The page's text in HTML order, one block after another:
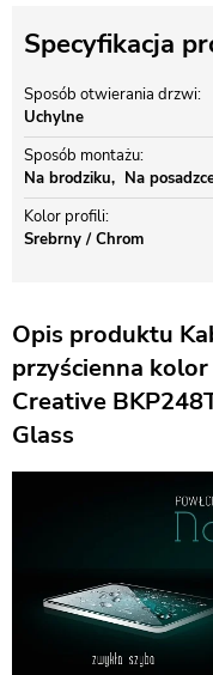
Specyfikacja
Sposób otwierania drzwi
Uchylne
Sposób montażu
Na brodziku
Na
Kolor profili
Srebrny / Chrom
Opis produktu
przyścienna
Creative
Glass